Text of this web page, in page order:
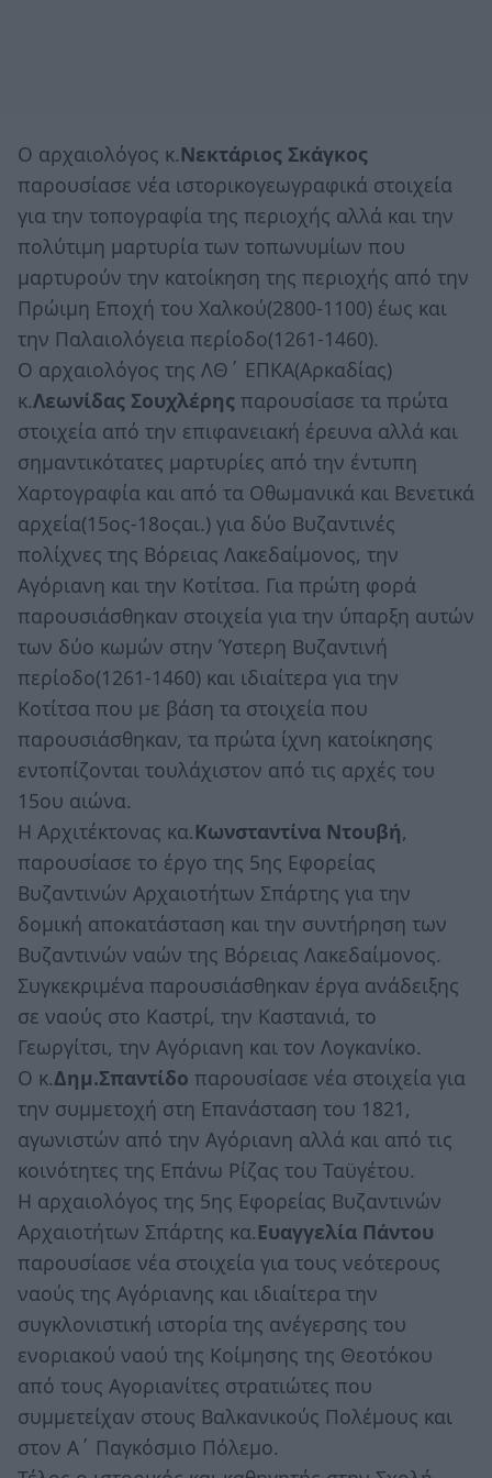
Ο αρχαιολόγος κ.Νεκτάριος Σκάγκος
παρουσίασε νέα ιστορικογεωγραφικά στοιχεία
για την τοπογραφία της περιοχής αλλά και την
πολύτιμη μαρτυρία των τοπωνυμίων που
μαρτυρούν την κατοίκηση της περιοχής από την
Πρώιμη Εποχή του Χαλκού(2800-1100) έως και
την Παλαιολόγεια περίοδο(1261-1460).
Ο αρχαιολόγος της ΛΘ΄ ΕΠΚΑ(Αρκαδίας)
κ.Λεωνίδας Σουχλέρης παρουσίασε τα πρώτα
στοιχεία από την επιφανειακή έρευνα αλλά και
σημαντικότατες μαρτυρίες από την έντυπη
Χαρτογραφία και από τα Οθωμανικά και Βενετικά
αρχεία(15ος-18οςαι.) για δύο Βυζαντινές
πολίχνες της Βόρειας Λακεδαίμονος, την
Αγόριανη και την Κοτίτσα. Για πρώτη φορά
παρουσιάσθηκαν στοιχεία για την ύπαρξη αυτών
των δύο κωμών στην Ύστερη Βυζαντινή
περίοδο(1261-1460) και ιδιαίτερα για την
Κοτίτσα που με βάση τα στοιχεία που
παρουσιάσθηκαν, τα πρώτα ίχνη κατοίκησης
εντοπίζονται τουλάχιστον από τις αρχές του
15ου αιώνα.
Η Αρχιτέκτονας κα.Κωνσταντίνα Ντουβή,
παρουσίασε το έργο της 5ης Εφορείας
Βυζαντινών Αρχαιοτήτων Σπάρτης για την
δομική αποκατάσταση και την συντήρηση των
Βυζαντινών ναών της Βόρειας Λακεδαίμονος.
Συγκεκριμένα παρουσιάσθηκαν έργα ανάδειξης
σε ναούς στο Καστρί, την Καστανιά, το
Γεωργίτσι, την Αγόριανη και τον Λογκανίκο.
Ο κ.Δημ.Σπαντίδο παρουσίασε νέα στοιχεία για
την συμμετοχή στη Επανάσταση του 1821,
αγωνιστών από την Αγόριανη αλλά και από τις
κοινότητες της Επάνω Ρίζας του Ταϋγέτου.
Η αρχαιολόγος της 5ης Εφορείας Βυζαντινών
Αρχαιοτήτων Σπάρτης κα.Ευαγγελία Πάντου
παρουσίασε νέα στοιχεία για τους νεότερους
ναούς της Αγόριανης και ιδιαίτερα την
συγκλονιστική ιστορία της ανέγερσης του
ενοριακού ναού της Κοίμησης της Θεοτόκου
από τους Αγοριανίτες στρατιώτες που
συμμετείχαν στους Βαλκανικούς Πολέμους και
στον Α΄ Παγκόσμιο Πόλεμο.